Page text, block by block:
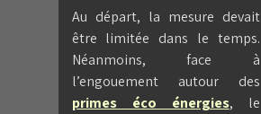
Au départ, la mesure devait
être limitée dans le temps.
Néanmoins, face à
l’engouement autour des
primes éco énergies, le